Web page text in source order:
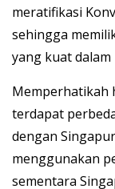
meratifikasi
sehingga
yang kuat
Memperhatikah
terdapat
dengan
menggunakan
sementara